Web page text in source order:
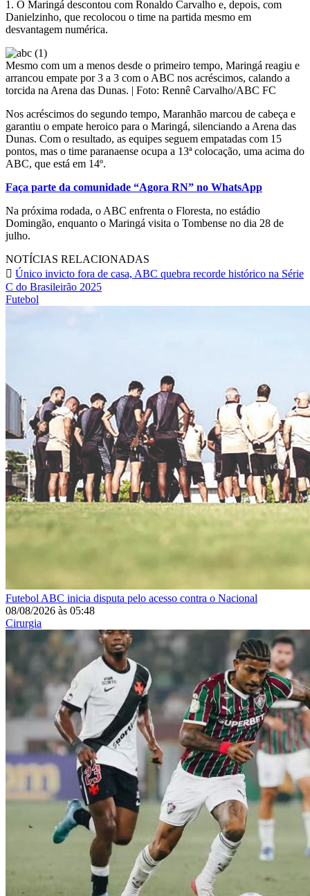
1. O Maringá descontou com Ronaldo Carvalho e, depois, com
Danielzinho, que recolocou o time na partida mesmo em
desvantagem numérica.
Mesmo com um a menos desde o primeiro tempo, Maringá reagiu e
arrancou empate por 3 a 3 com o ABC nos acréscimos, calando a
torcida na Arena das Dunas. | Foto: Rennê Carvalho/ABC FC
Nos acréscimos do segundo tempo, Maranhão marcou de cabeça e
garantiu o empate heroico para o Maringá, silenciando a Arena das
Dunas. Com o resultado, as equipes seguem empatadas com 15
pontos, mas o time paranaense ocupa a 13ª colocação, uma acima do
ABC, que está em 14º.
Faça parte da comunidade “Agora RN” no WhatsApp
Na próxima rodada, o ABC enfrenta o Floresta, no estádio
Domingão, enquanto o Maringá visita o Tombense no dia 28 de
julho.
NOTÍCIAS RELACIONADAS
Único invicto fora de casa, ABC quebra recorde histórico na Série
C do Brasileirão 2025
Futebol
Futebol ABC inicia disputa pelo acesso contra o Nacional
08/08/2026 às 05:48
Cirurgia